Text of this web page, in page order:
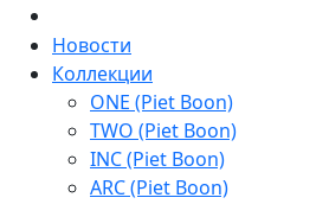
Новости
Коллекции
ONE (Piet Boon)
TWO (Piet Boon)
INC (Piet Boon)
ARC (Piet Boon)